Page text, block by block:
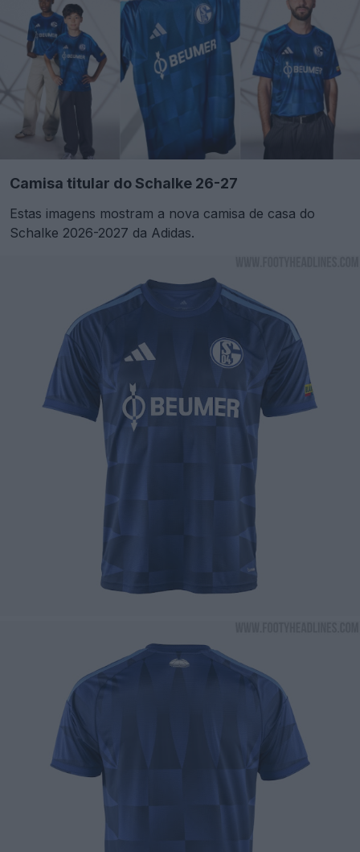
Camisa titular do Schalke 26-27
Estas imagens mostram a nova camisa de casa do
Schalke 2026-2027 da Adidas.